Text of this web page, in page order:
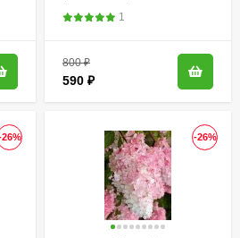
1
800₽
590 ₽
-26%